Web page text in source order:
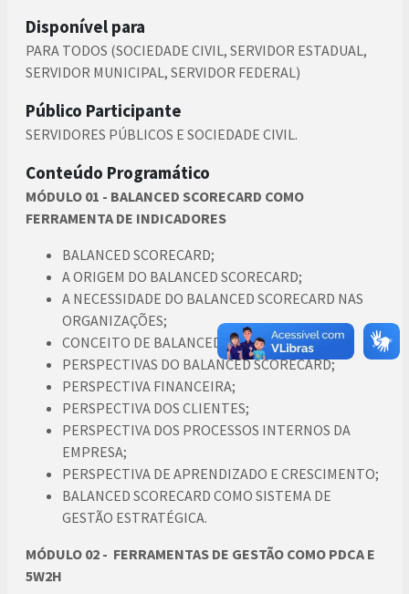
Disponível para
PARA TODOS (SOCIEDADE CIVIL, SERVIDOR ESTADUAL,
SERVIDOR MUNICIPAL, SERVIDOR FEDERAL)
Público Participante
SERVIDORES PÚBLICOS E SOCIEDADE CIVIL.
Conteúdo Programático
MÓDULO 01 - BALANCED SCORECARD COMO
FERRAMENTA DE INDICADORES
BALANCED SCORECARD;
A ORIGEM DO BALANCED SCORECARD;
A NECESSIDADE DO BALANCED SCORECARD NAS
ORGANIZAÇÕES;
CONCEITO DE BALANCED SCORECARD;
PERSPECTIVAS DO BALANCED SCORECARD;
PERSPECTIVA FINANCEIRA;
PERSPECTIVA DOS CLIENTES;
PERSPECTIVA DOS PROCESSOS INTERNOS DA
EMPRESA;
PERSPECTIVA DE APRENDIZADO E CRESCIMENTO;
BALANCED SCORECARD COMO SISTEMA DE
GESTÃO ESTRATÉGICA.
MÓDULO 02 - FERRAMENTAS DE GESTÃO COMO PDCA E
5W2H